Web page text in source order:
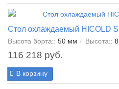
Стол охлаждаемый HICOLD
Высота борта:: 50 мм Высота::
116 218 руб.
В корзину